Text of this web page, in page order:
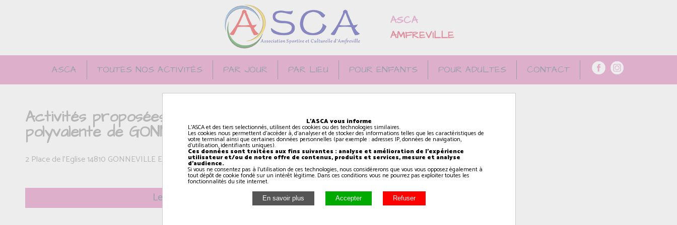
ASCA
AMFREVILLE
ASCA TOUTES NOS ACTIVITÉS PAR JOUR PAR LIEU POUR ENFANTS POUR ADULTES CONTACT
Activités proposées par l'ASCA à la salle
polyvalente de GONNEVILLE EN AUGE
2 Place de l'Eglise 14810 GONNEVILLE EN AUGE
Le mercredi
L'ASCA vous informe
L'ASCA et des tiers selectionnés, utilisent des cookies ou des technologies similaires.
Les cookies nous permettent d'accéder à, d'analyser et de stocker des informations telles que les caractéristiques de
votre terminal ainsi que certaines données personnelles (par exemple : adresses IP, données de navigation,
d'utilisation, identifiants uniques).
Ces données sont traitées aux fins suivantes : analyse et amélioration de l'expérience
utilisateur et/ou de notre offre de contenus, produits et services, mesure et analyse
d'audience.
Si vous ne consentez pas à l'utilisation de ces technologies, nous considérerons que vous vous opposez également à
tout dépôt de cookie fondé sur un intérêt légitime. Dans ces conditions vous ne pourrez pas exploiter toutes les
fonctionnalités du site internet.